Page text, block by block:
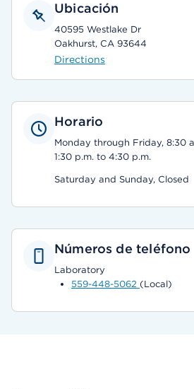
Ubicación
40595 Westlake Dr
Oakhurst, CA 93644
Directions
Horario
Monday through Friday, 8:30
1:30 p.m. to 4:30 p.m.
Saturday and Sunday, Closed
Números de teléfono
Laboratory
559-448-5062 (Local)